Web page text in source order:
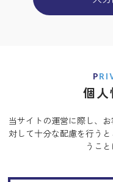
個
当サイトの運営に際し、
対して十分な配慮を行うと
うこ